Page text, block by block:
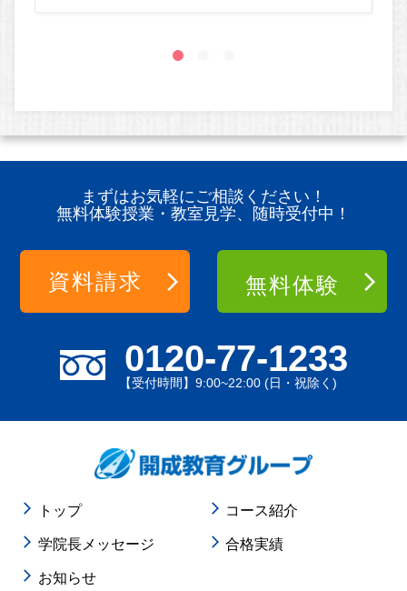
まずはお気軽にご相談ください！
無料体験授業・教室見学、随時受付中！
0120-77-1233
【受付時間】9:00~22:00 (日・祝除く)
資料請求 無料体験
トップ コース紹介
学院長メッセージ 合格実績
お知らせ